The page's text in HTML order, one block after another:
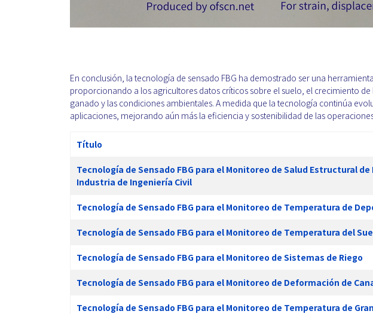
En conclusión, la tecnología de sensado FBG ha demostrado ser una
proporcionando a los agricultores datos críticos sobre el suelo, el crecimiento
ganado y las condiciones ambientales. A medida que la tecnología continúa
aplicaciones, mejorando aún más la eficiencia y sostenibilidad de las
Título
Tecnología de Sensado FBG para el Monitoreo de Salud Estructural
Industria de Ingeniería Civil
Tecnología de Sensado FBG para el Monitoreo de Temperatura de
Tecnología de Sensado FBG para el Monitoreo de Temperatura del
Tecnología de Sensado FBG para el Monitoreo de Sistemas de Riego
Tecnología de Sensado FBG para el Monitoreo de Deformación de
Tecnología de Sensado FBG para el Monitoreo de Temperatura de